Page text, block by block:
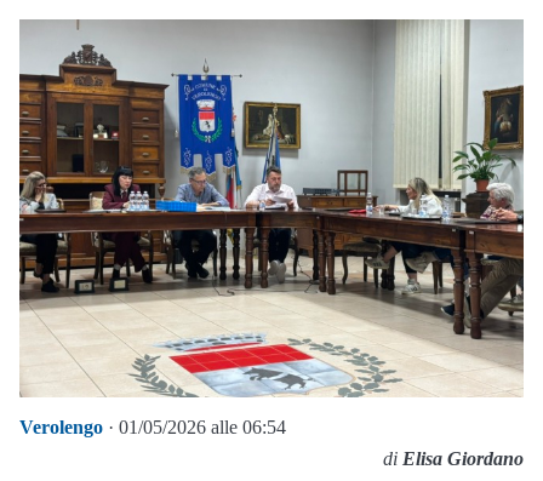
Verolengo · 01/05/2026 alle 06:54
di Elisa Giordano